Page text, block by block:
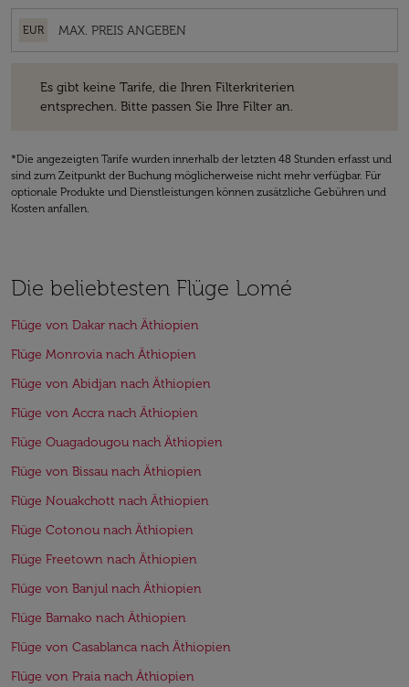
EUR
Es gibt keine Tarife, die Ihren Filterkriterien
entsprechen. Bitte passen Sie Ihre Filter an.
*Die angezeigten Tarife wurden innerhalb der letzten 48 Stunden erfasst und
sind zum Zeitpunkt der Buchung möglicherweise nicht mehr verfügbar. Für
optionale Produkte und Dienstleistungen können zusätzliche Gebühren und
Kosten anfallen.
Die beliebtesten Flüge Lomé
Flüge von Dakar nach Äthiopien
Flüge Monrovia nach Äthiopien
Flüge von Abidjan nach Äthiopien
Flüge von Accra nach Äthiopien
Flüge Ouagadougou nach Äthiopien
Flüge von Bissau nach Äthiopien
Flüge Nouakchott nach Äthiopien
Flüge Cotonou nach Äthiopien
Flüge Freetown nach Äthiopien
Flüge von Banjul nach Äthiopien
Flüge Bamako nach Äthiopien
Flüge von Casablanca nach Äthiopien
Flüge von Praia nach Äthiopien